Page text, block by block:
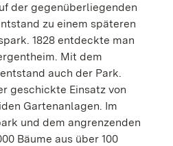
der gegenüberliegenden
zu einem späteren
1828 entdeckte man
Mit dem
auch der Park.
geschickte Einsatz von
Gartenanlagen. Im
und dem angrenzenden
Bäume aus über 100